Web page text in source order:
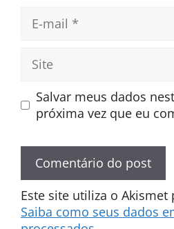
mail
Site
Salvar meus dados
próxima vez que eu
Este site utiliza o Akismet
Saiba como seus dados